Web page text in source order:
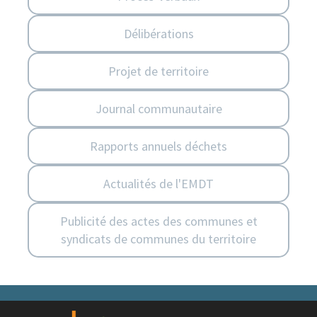
Délibérations
Projet de territoire
Journal communautaire
Rapports annuels déchets
Actualités de l'EMDT
Publicité des actes des communes et
syndicats de communes du territoire